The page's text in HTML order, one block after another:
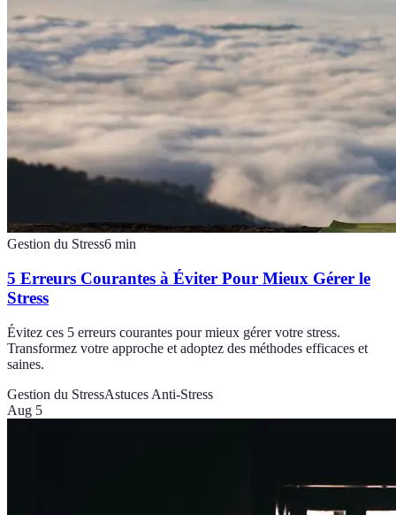
Gestion du Stress6 min
5 Erreurs Courantes à Éviter Pour Mieux Gérer le
Stress
Évitez ces 5 erreurs courantes pour mieux gérer votre stress.
Transformez votre approche et adoptez des méthodes efficaces et
saines.
Gestion du StressAstuces Anti-Stress
Aug 5